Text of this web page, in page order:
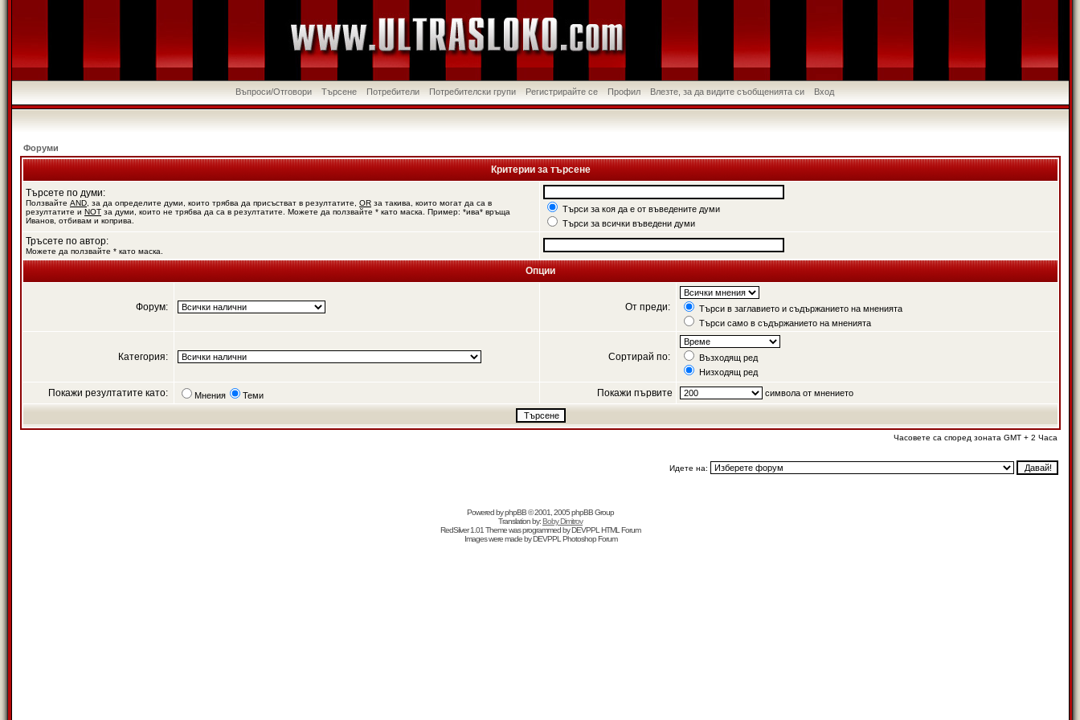
Въпроси/Отговори Търсене Потребители Потребителски групи Регистрирайте се Профил Влезте, за да видите съобщенията си Вход
Форуми
Критерии за търсене
Търсете по думи:
Ползвайте AND , за да определите думи, които трябва да присъстват в резултатите, OR за такива, които могат да са в
резултатите и NOT за думи, които не трябва да са в резултатите. Можете да ползвайте * като маска. Пример: *ива* връща
Иванов, отбивам и коприва.
Търси за коя да е от въведените думи
Търси за всички въведени думи
Тръсете по автор:
Можете да ползвайте * като маска.
Опции
Форум: От преди:
Търси в заглавието и съдържанието на мненията
Търси само в съдържанието на мненията
Категория: Сортирай по:
Възходящ ред
Низходящ ред
Покажи резултатите като: Мнения Теми Покажи първите символа от мнението
Часовете са според зоната GMT + 2 Часа
Идете на:
Powered byphpBB© 2001, 2005 phpBB Group
Translation by:Boby Dimitrov
RedSilver 1.01 Theme was programmed byDEVPPL HTML Forum
Images were made byDEVPPL Photoshop Forum